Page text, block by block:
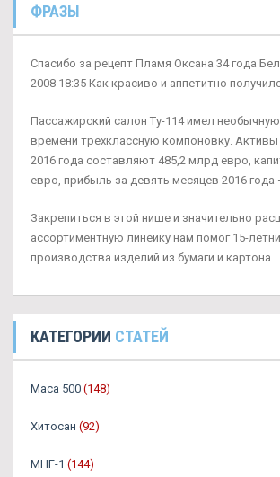
ФРАЗЫ
Спасибо за рецепт Пламя Оксана 34 года
2008 18:35 Как красиво и аппетитно
Пассажирский салон Ту-114 имел
времени трехклассную компоновку. Активы
2016 года составляют 485,2 млрд евро,
евро, прибыль за девять месяцев 2016 года
Закрепиться в этой нише и значительно
ассортиментную линейку нам помог 15-
производства изделий из бумаги и картона.
КАТЕГОРИИ СТАТЕЙ
Maca 500 (148)
Хитосан (92)
MHF-1 (144)